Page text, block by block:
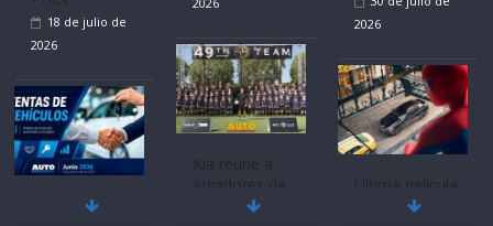
Mercado
automotor
su mejor 1er
Quito se alista
Kia Open del
PGA Tour
Americas
Ultima película
‘Spider‑Man:
Day’ pone en
escena a